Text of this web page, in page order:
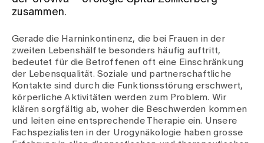
Über uns
Aktuelles
zusammen.
Gerade die Harninkontinenz, die bei Frauen in der
zweiten Lebenshälfte besonders häufig auftritt,
bedeutet für die Betroffenen oft eine Einschränkung
der Lebensqualität. Soziale und partnerschaftliche
Kontakte sind durch die Funktionsstörung erschwert,
körperliche Aktivitäten werden zum Problem. Wir
klären sorgfältig ab, woher die Beschwerden kommen
und leiten eine entsprechende Therapie ein. Unsere
Fachspezialisten in der Urogynäkologie haben grosse